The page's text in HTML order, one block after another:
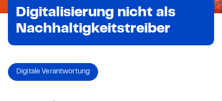
Digitalisierung nicht als
Nachhaltigkeitstreiber
Digitale Verantwortung